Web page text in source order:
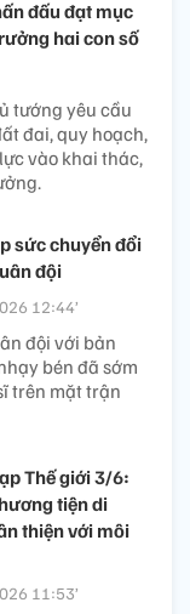
đấu đạt mục
hai con số
tướng yêu cầu
đai, quy hoạch,
vào khai thác,
sức chuyển đổi
đội
12:44’
đội với bản
bén đã sớm
trên mặt trận
Thế giới 3/6:
tiện di
thiện với môi
11:53’